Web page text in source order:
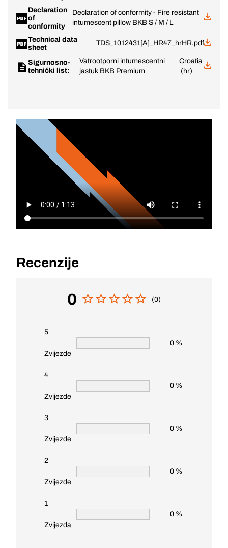
Declaration
of
conformity
Declaration of conformity - Fire resistant
intumescent pillow BKB S / M / L
Technical data
sheet
TDS_1012431[A]_HR47_hrHR.pdf
Sigurnosno-
tehnički list:
Vatrootporni intumescentni
jastuk BKB Premium
Croatia
(hr)
Recenzije
0 (0)
5
Zvijezde
0 %
4
Zvijezde
0 %
3
Zvijezde
0 %
2
Zvijezde
0 %
1
Zvijezda
0 %